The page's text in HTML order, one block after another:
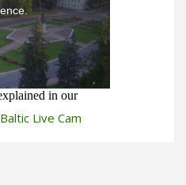
Baltic Live Cam